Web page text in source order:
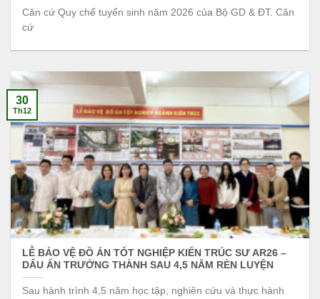
Căn cứ Quy chế tuyển sinh năm 2026 của Bộ GD & ĐT. Căn
cứ
LỄ BẢO VỆ ĐỒ ÁN TỐT NGHIỆP KIẾN TRÚC SƯ AR26 –
DẤU ẤN TRƯỞNG THÀNH SAU 4,5 NĂM RÈN LUYỆN
Sau hành trình 4,5 năm học tập, nghiên cứu và thực hành
30
Th12